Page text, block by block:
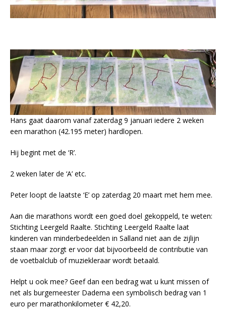
Hans gaat daarom vanaf zaterdag 9 januari iedere 2 weken
een marathon (42.195 meter) hardlopen.
Hij begint met de ‘R’.
2 weken later de ‘A’ etc.
Peter loopt de laatste ‘E’ op zaterdag 20 maart met hem mee.
Aan die marathons wordt een goed doel gekoppeld, te weten:
Stichting Leergeld Raalte. Stichting Leergeld Raalte laat
kinderen van minderbedeelden in Salland niet aan de zijlijn
staan maar zorgt er voor dat bijvoorbeeld de contributie van
de voetbalclub of muziekleraar wordt betaald.
Helpt u ook mee? Geef dan een bedrag wat u kunt missen of
net als burgemeester Dadema een symbolisch bedrag van 1
euro per marathonkilometer € 42,20.